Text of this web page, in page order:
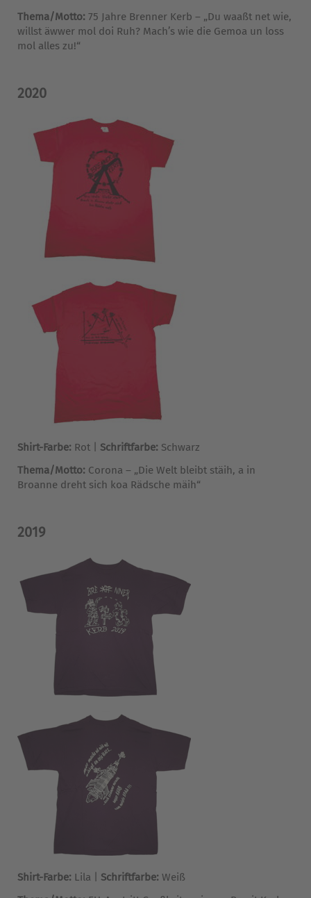
Thema/Motto: 75 Jahre Brenner Kerb – „Du waaßt net wie,
willst äwwer mol doi Ruh? Mach’s wie die Gemoa un loss
mol alles zu!“
2020
Shirt-Farbe: Rot | Schriftfarbe: Schwarz
Thema/Motto: Corona – „Die Welt bleibt stäih, a in
Broanne dreht sich koa Rädsche mäih“
2019
Shirt-Farbe: Lila | Schriftfarbe: Weiß